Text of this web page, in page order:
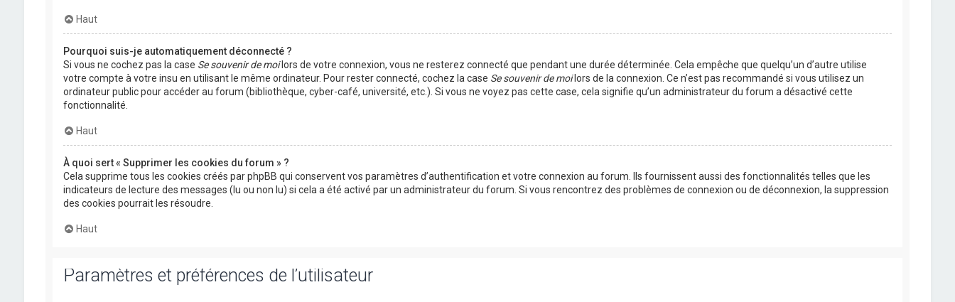
Haut
Pourquoi suis-je automatiquement déconnecté ?
Si vous ne cochez pas la case Se souvenir de moilors de votre connexion, vous ne resterez connecté que pendant une durée déterminée. Cela empêche que quelqu’un d’autre utilise
votre compte à votre insu en utilisant le même ordinateur. Pour rester connecté, cochez la case Se souvenir de moilors de la connexion. Ce n’est pas recommandé si vous utilisez un
ordinateur public pour accéder au forum (bibliothèque, cyber-café, université, etc.). Si vous ne voyez pas cette case, cela signifie qu’un administrateur du forum a désactivé cette
fonctionnalité.
Haut
À quoi sert « Supprimer les cookies du forum » ?
Cela supprime tous les cookies créés par phpBB qui conservent vos paramètres d’authentification et votre connexion au forum. Ils fournissent aussi des fonctionnalités telles que les
indicateurs de lecture des messages (lu ou non lu) si cela a été activé par un administrateur du forum. Si vous rencontrez des problèmes de connexion ou de déconnexion, la suppression
des cookies pourrait les résoudre.
Haut
Paramètres et préférences de l’utilisateur